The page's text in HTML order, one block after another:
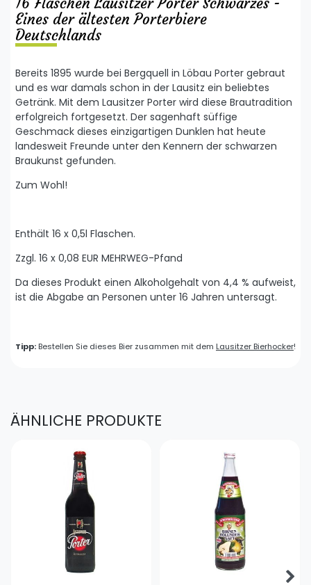
Eines der ältesten Porterbiere
Deutschlands
Bereits 1895 wurde bei Bergquell in Löbau Porter gebraut
und es war damals schon in der Lausitz ein beliebtes
Getränk. Mit dem Lausitzer Porter wird diese Brautradition
erfolgreich fortgesetzt. Der sagenhaft süffige
Geschmack dieses einzigartigen Dunklen hat heute
landesweit Freunde unter den Kennern der schwarzen
Braukunst gefunden.
Zum Wohl!
Enthält 16 x 0,5l Flaschen.
Zzgl. 16 x 0,08 EUR MEHRWEG-Pfand
Da dieses Produkt einen Alkoholgehalt von 4,4 % aufweist,
ist die Abgabe an Personen unter 16 Jahren untersagt.
Tipp: Bestellen Sie dieses Bier zusammen mit dem Lausitzer Bierhocker!
ÄHNLICHE PRODUKTE